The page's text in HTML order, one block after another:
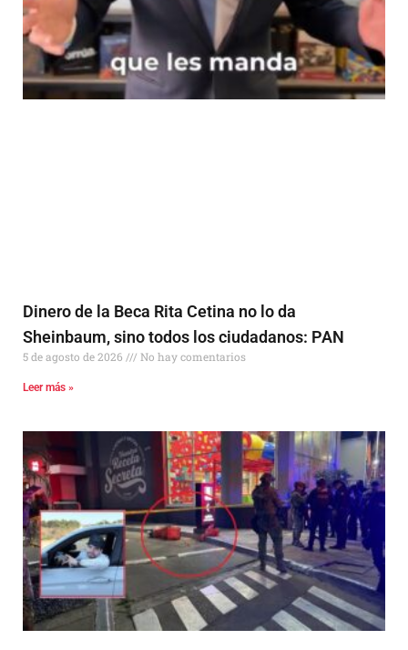
Dinero de la Beca Rita Cetina no lo da
Sheinbaum, sino todos los ciudadanos: PAN
5 de agosto de 2026 No hay comentarios
Leer más »